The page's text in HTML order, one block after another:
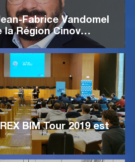
Fabrice Vandomel
la Région Cinov…
BIM Tour 2019 est